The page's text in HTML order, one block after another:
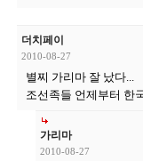
더치페이
2010-08-27
별찌 가리마 잘 났다...
조선족들 언제부터 한
가리마
2010-08-27